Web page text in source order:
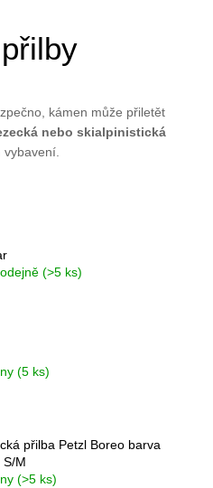
kámen může přiletět
nebo skialpinistická
vybavení.
(>5 ks)
(5 ks)
přilba Petzl Boreo barva
S/M
(>5 ks)